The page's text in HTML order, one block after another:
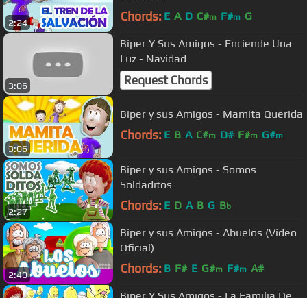
2:24 Chords: E A D C#m F#m G
3:06
Biper Y Sus Amigos - Enciende Una
Luz - Navidad
Request Chords
3:06
Biper y sus Amigos - Mamita Querida
Chords: E B A C#m D# F#m G#m
2:27
Biper y sus Amigos - Somos
Soldaditos
Chords: E D A B G Bb
2:40
Biper y sus Amigos - Abuelos (Vídeo
Oficial)
Chords: B F# E G#m F#m A#